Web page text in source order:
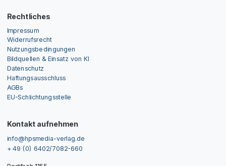
Rechtliches
Impressum
Widerrufsrecht
Nutzungsbedingungen
Bildquellen & Einsatz von KI
Datenschutz
Haftungsausschluss
AGBs
EU-Schlichtungsstelle
Kontakt aufnehmen
info@hpsmedia-verlag.de
+ 49 (0) 6402/7082-660